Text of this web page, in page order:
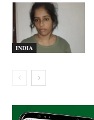
INDIA